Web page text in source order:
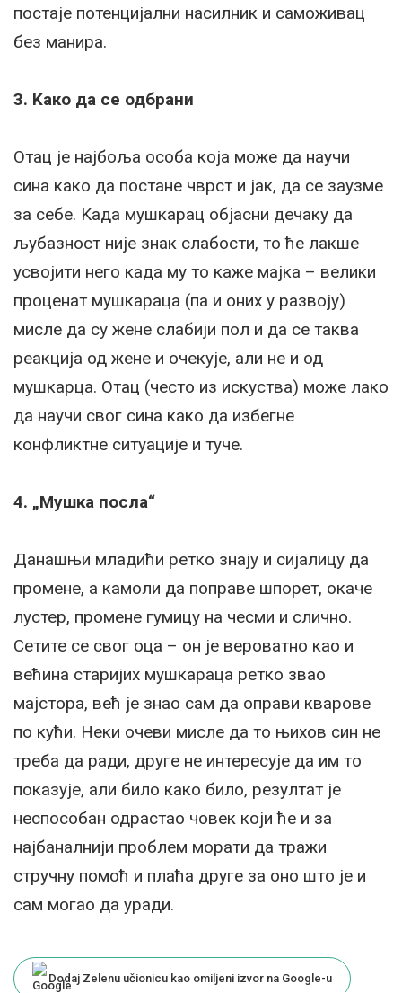
постаје потенцијални насилник и саможивац
без манира.
3. Kако да се одбрани
Отац је најбоља особа која може да научи
сина како да постане чврст и јак, да се заузме
за себе. Kада мушкарац објасни дечаку да
љубазност није знак слабости, то ће лакше
усвојити него када му то каже мајка – велики
проценат мушкараца (па и оних у развоју)
мисле да су жене слабији пол и да се таква
реакција од жене и очекује, али не и од
мушкарца. Отац (често из искуства) може лако
да научи свог сина како да избегне
конфликтне ситуације и туче.
4. „Мушка посла“
Данашњи младићи ретко знају и сијалицу да
промене, а камоли да поправе шпорет, окаче
лустер, промене гумицу на чесми и слично.
Сетите се свог оца – он је вероватно као и
већина старијих мушкараца ретко звао
мајстора, већ је знао сам да оправи кварове
по кући. Неки очеви мисле да то њихов син не
треба да ради, друге не интересује да им то
показује, али било како било, резултат је
неспособан одрастао човек који ће и за
најбаналнији проблем морати да тражи
стручну помоћ и плаћа друге за оно што је и
сам могао да уради.
Dodaj Zelenu učionicu kao omiljeni izvor na Google-u